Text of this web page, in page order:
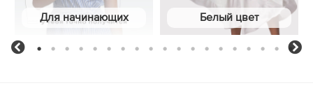
Previous
Для начинающих Белый цвет
1 2 3 4 5 6 7 8 9 10 11 12 13 14 15 16 17 18 19